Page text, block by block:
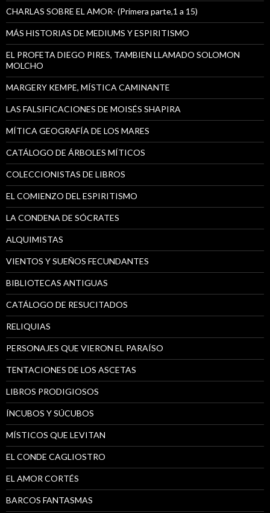
CHARLAS SOBRE EL AMOR- (Primera parte,1 a 15)
MÁS HISTORIAS DE MEDIUMS Y ESPIRITISMO
EL PROFETA DIEGO PIRES, TAMBIEN LLAMADO SOLOMON
MOLCHO
MARGERY KEMPE, MÍSTICA CAMINANTE
LAS FALSIFICACIONES DE MOISÉS SHAPIRA
MÍTICA GEOGRAFÍA DE LOS MARES
CATÁLOGO DE ÁRBOLES MÍTICOS
COLECCIONISTAS DE LIBROS
EL COMIENZO DEL ESPIRITISMO
LA CONDENA DE SÓCRATES
ALQUIMISTAS
VIENTOS Y SUEÑOS FECUNDANTES
BIBLIOTECAS ANTIGUAS
CATÁLOGO DE RESUCITADOS
RELIQUIAS
PERSONAJES QUE VIERON EL PARAÍSO
TENTACIONES DE LOS ASCETAS
LIBROS PRODIGIOSOS
ÍNCUBOS Y SÚCUBOS
MÍSTICOS QUE LEVITAN
EL CONDE CAGLIOSTRO
EL AMOR CORTÉS
BARCOS FANTASMAS